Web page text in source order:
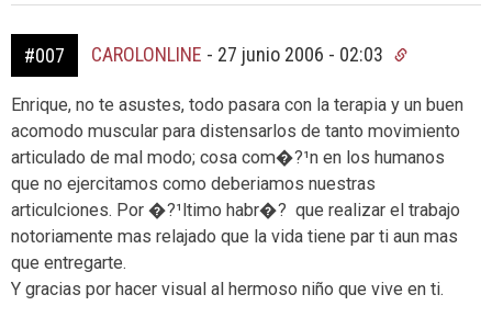
#007 CAROLONLINE - 27 junio 2006 - 02:03
Enrique, no te asustes, todo pasara con la terapia y un buen
acomodo muscular para distensarlos de tanto movimiento
articulado de mal modo; cosa com�?¹n en los humanos
que no ejercitamos como deberiamos nuestras
articulciones. Por �?¹ltimo habr�? que realizar el trabajo
notoriamente mas relajado que la vida tiene par ti aun mas
que entregarte.
Y gracias por hacer visual al hermoso niño que vive en ti.